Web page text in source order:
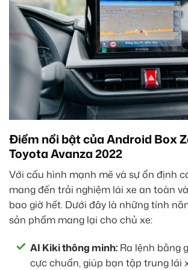
Điểm nổi bật của Android Box
Toyota Avanza 2022
Với cấu hình mạnh mẽ và sự ổn định
mang đến trải nghiệm lái xe an toàn
bao giờ hết. Dưới đây là những tính
sản phẩm mang lại cho chủ xe:
AI Kiki thông minh: Ra lệnh bằng
cực chuẩn, giúp bạn tập trung lái